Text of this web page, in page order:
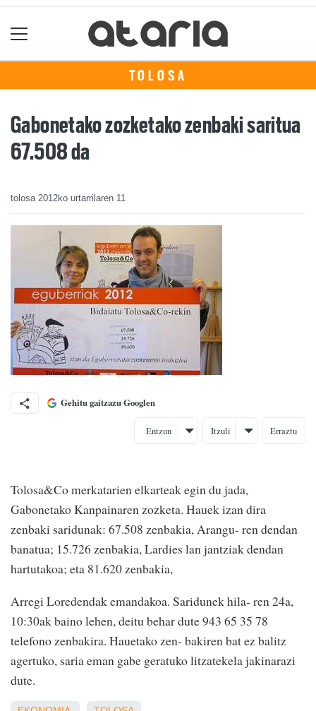
TOLOSA
Gabonetako zozketako zenbaki saritua
67.508 da
tolosa 2012ko urtarrilaren 11
Gehitu gaitzazu Googlen
Entzun Itzuli Erraztu
Tolosa&Co merkatarien elkarteak egin du jada,
Gabonetako Kanpainaren zozketa. Hauek izan dira
zenbaki saridunak: 67.508 zenbakia, Arangu- ren dendan
banatua; 15.726 zenbakia, Lardies lan jantziak dendan
hartutakoa; eta 81.620 zenbakia,
Arregi Loredendak emandakoa. Saridunek hila- ren 24a,
10:30ak baino lehen, deitu behar dute 943 65 35 78
telefono zenbakira. Hauetako zen- bakiren bat ez balitz
agertuko, saria eman gabe geratuko litzatekela jakinarazi
dute.